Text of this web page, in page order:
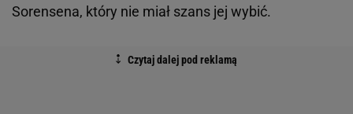
Sorensena, który nie miał szans jej wybić.